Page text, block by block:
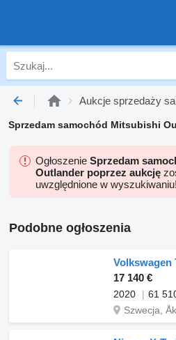
Aukcje sprzedaży
Sprzedam samochód Mitsubishi
Ogłoszenie Sprzedam
Outlander poprzez aukcję
uwzględnione w wyszukiwaniu!
Podobne ogłoszenia
Volkswagen
17 140 €
2020
61
Szwecja,